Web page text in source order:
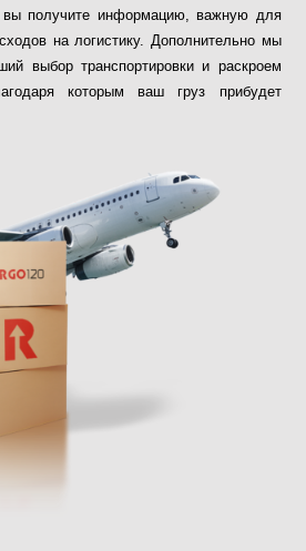
вы получите информацию, важную для
на логистику. Дополнительно мы
выбор транспортировки и раскроем
которым ваш груз прибудет